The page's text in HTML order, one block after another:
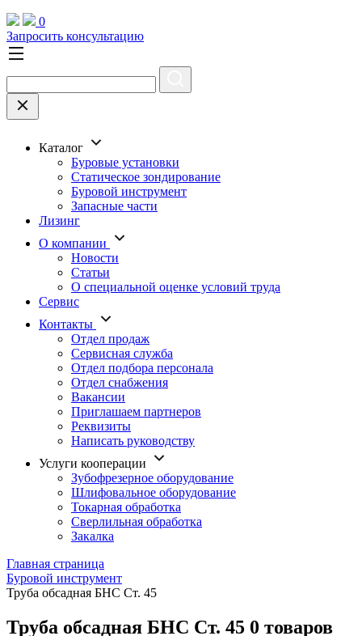
0
Запросить консультацию
Каталог
Буровые установки
Статическое зондирование
Буровой инструмент
Запасные части
Лизинг
О компании
Новости
Статьи
О специальной оценке условий труда
Сервис
Контакты
Отдел продаж
Сервисная служба
Отдел подбора персонала
Отдел снабжения
Вакансии
Приглашаем партнеров
Реквизиты
Написать руководству
Услуги кооперации
Зубофрезерное оборудование
Шлифовальное оборудование
Токарная обработка
Cверлильная обработка
Закалка
Главная страница
Буровой инструмент
Труба обсадная БНС Ст. 45
Труба обсадная БНС Ст. 45 0 товаров